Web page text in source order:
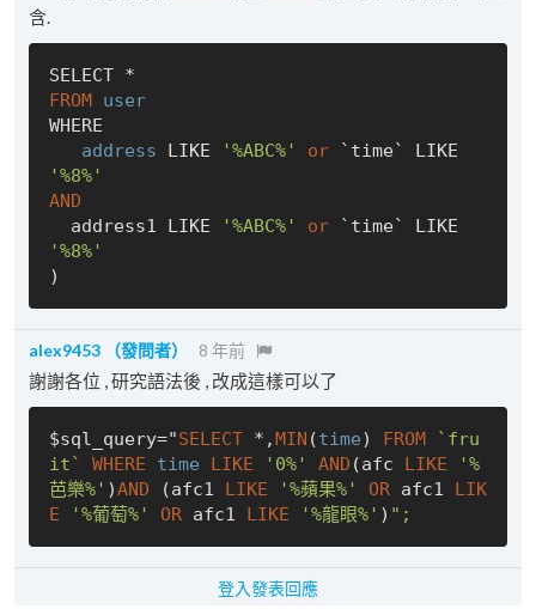
含.
FROM user
WHERE
address LIKE '%ABC%' or
'%8%'
AND
  address1 LIKE
'%ABC%' or
'%8%'
alex9453 （發問者） 8 年前
謝謝各位 , 研究語法後 , 改成這樣可以了
$sql_query="SELECT *,MIN (time) FROM
`fru
it`
WHERE time LIKE '0%' AND (afc LIKE
'%
芭樂%' )AND (afc1 LIKE '%蘋果%' OR afc1 LIK
E
'%葡萄%' OR afc1 LIKE '%龍眼%' )
登入發表回應